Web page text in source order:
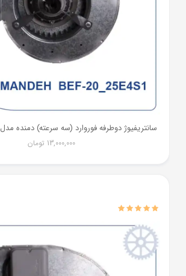
سانتریفیوژ دوطرفه فوروارد (سه سرعته) دمنده مدل BEF-20_25E4S1
13,000,000 تومان